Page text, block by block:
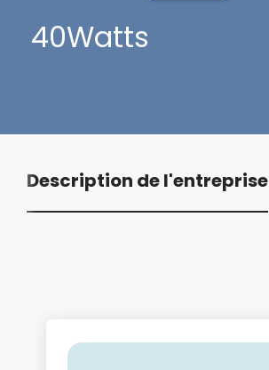
40Watts
Description de l'entreprise